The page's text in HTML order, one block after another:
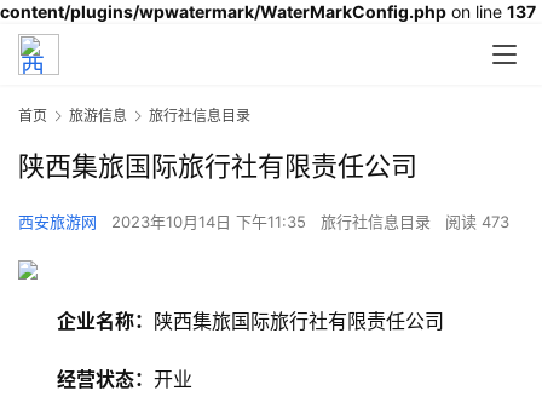
content/plugins/wpwatermark/WaterMarkConfig.php on line 137
首页 旅游信息 旅行社信息目录
陕西集旅国际旅行社有限责任公司
西安旅游网 2023年10月14日 下午11:35 旅行社信息目录 阅读 473
企业名称： 陕西集旅国际旅行社有限责任公司
经营状态： 开业